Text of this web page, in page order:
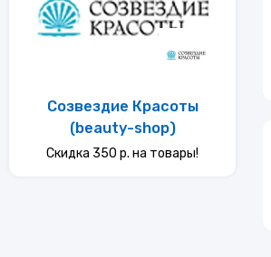
Созвездие Красоты
(beauty-shop)
Скидка 350 р. на товары!